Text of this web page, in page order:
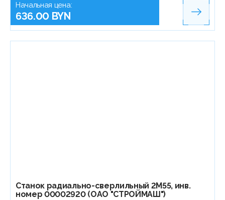
Начальная цена:
636.00 BYN
Станок радиально-сверлильный 2М55, инв.
номер 00002920 (ОАО "СТРОЙМАШ")